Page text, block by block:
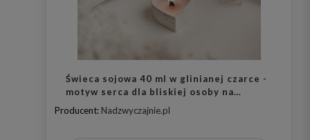
Świeca sojowa 40 ml w glinianej czarce -
motyw serca dla bliskiej osoby na
walentynki
Producent: Nadzwyczajnie.pl